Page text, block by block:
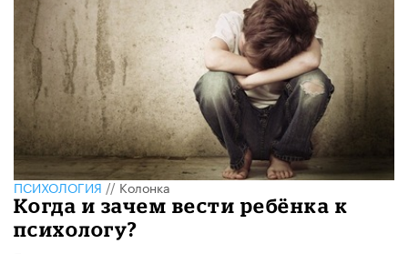
ПСИХОЛОГИЯ//Колонка
Когда и зачем вести ребёнка к
психологу?